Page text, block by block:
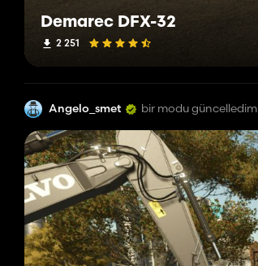
Demarec DFX-32
2 251
Angelo_smet bir modu güncelledim